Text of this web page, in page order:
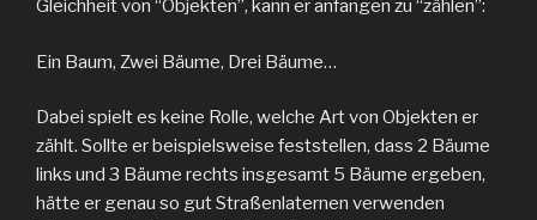
Gleichheit von “Objekten”, kann er anfangen zu “zählen”:
Ein Baum, Zwei Bäume, Drei Bäume…
Dabei spielt es keine Rolle, welche Art von Objekten er
zählt. Sollte er beispielsweise feststellen, dass 2 Bäume
links und 3 Bäume rechts insgesamt 5 Bäume ergeben,
hätte er genau so gut Straßenlaternen verwenden